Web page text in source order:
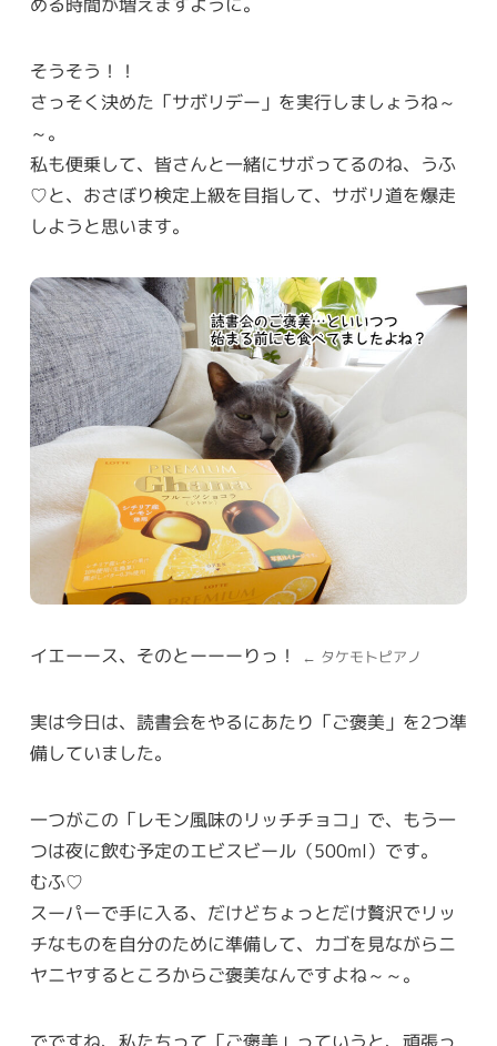
そうそう！！
さっそく決めた「サボリデー」を実行しましょうね～
～。
私も便乗して、皆さんと一緒にサボってるのね、うふ
♡と、おさぼり検定上級を目指して、サボリ道を爆走
しようと思います。
イエーース、そのとーーーりっ！ ← タケモトピアノ
実は今日は、読書会をやるにあたり「ご褒美」を2つ準
備していました。
一つがこの「レモン風味のリッチチョコ」で、もう一
つは夜に飲む予定のエビスビール（500ml）です。
むふ♡
スーパーで手に入る、だけどちょっとだけ贅沢でリッ
チなものを自分のために準備して、カゴを見ながらニ
ヤニヤするところからご褒美なんですよね～～。